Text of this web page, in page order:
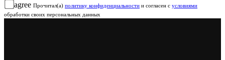
agree Прочитал(а) политику конфиденциальности и согласен с условиями
обработки своих персональных данных